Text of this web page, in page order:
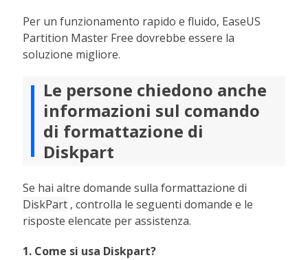
Per un funzionamento rapido e fluido, EaseUS
Partition Master Free dovrebbe essere la
soluzione migliore.
Le persone chiedono anche
informazioni sul comando
di formattazione di
Diskpart
Se hai altre domande sulla formattazione di
DiskPart , controlla le seguenti domande e le
risposte elencate per assistenza.
1. Come si usa Diskpart?